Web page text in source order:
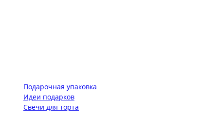
Подарочная упаковка
Идеи подарков
Свечи для торта